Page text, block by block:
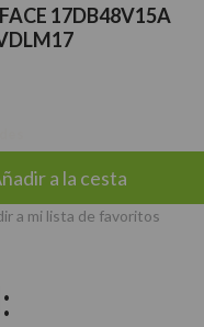
17DB48V15A
a la cesta
a mi lista de favoritos